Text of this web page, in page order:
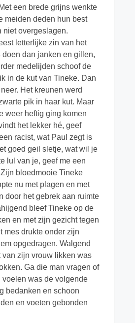
een brede grijns wenkte
meiden deden hun best
niet overgeslagen.
letterlijke zin van het
dan janken en gillen,
medelijden schoof de
in de kut van Tineke. Dan
Het kreunen werd
pik in haar kut. Maar
weer heftig ging komen
het lekker hé, geef
racist, wat Paul zegt is
goed geil sletje, wat wil je
lul van je, geef me een
bloedmooie Tineke
nu met plagen en met
door het gebrek aan ruimte
bleef Tineke op de
en met zijn gezicht tegen
mes drukte onder zijn
opgedragen. Walgend
van zijn vrouw likken was
Ga die man vragen of
was de volgende
bedanken en schoon
en voeten gebonden